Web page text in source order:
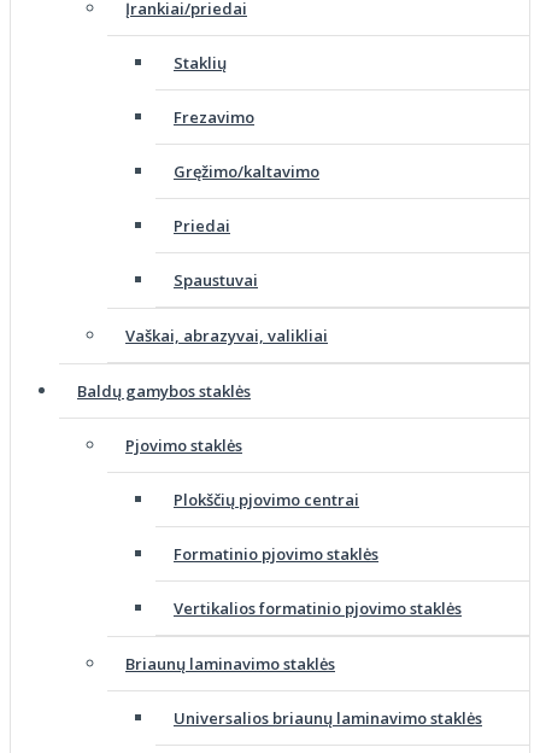
Įrankiai/priedai
Staklių
Frezavimo
Gręžimo/kaltavimo
Priedai
Spaustuvai
Vaškai, abrazyvai, valikliai
Baldų gamybos staklės
Pjovimo staklės
Plokščių pjovimo centrai
Formatinio pjovimo staklės
Vertikalios formatinio pjovimo staklės
Briaunų laminavimo staklės
Universalios briaunų laminavimo staklės